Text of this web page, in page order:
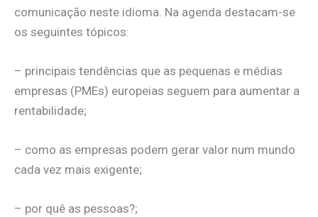
comunicação neste idioma. Na agenda destacam-se
os seguintes tópicos:
– principais tendências que as pequenas e médias
empresas (PMEs) europeias seguem para aumentar a
rentabilidade;
– como as empresas podem gerar valor num mundo
cada vez mais exigente;
– por quê as pessoas?;